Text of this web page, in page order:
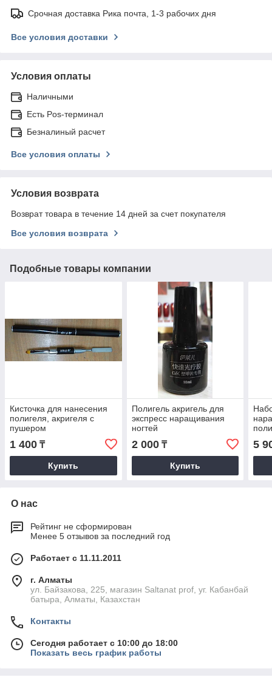
Срочная доставка Рика почта, 1-3 рабочих дня
Все условия доставки
Условия оплаты
Наличными
Есть Pos-терминал
Безналиный расчет
Все условия оплаты
Условия возврата
Возврат товара в течение 14 дней за счет покупателя
Все условия возврата
Подобные товары компании
Кисточка для нанесения
полигеля, акригеля с
пушером
1 400 ₸
Купить
Полигель акригель для
экспресс наращивания
ногтей
2 000₸
Купить
5
О нас
Рейтинг не сформирован
Менее 5 отзывов за последний год
Работает с 11.11.2011
г. Алматы
ул. Байзакова, 225, магазин Saltanat prof, уг. Кабанбай
батыра, Алматы, Казахстан
Контакты
Сегодня работает с 10:00 до 18:00
Показать весь график работы